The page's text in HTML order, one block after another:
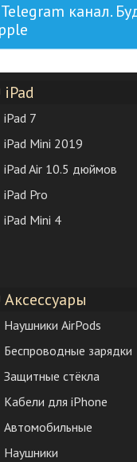
канал.
iPad
iPad 7
iPad Mini 2019
iPad Air 10.5 дюймов
iPad Pro
iPad Mini 4
Аксессуары
Наушники AirPods
Беспроводные зарядки
Защитные стёкла
Кабели для iPhone
Автомобильные
Наушники